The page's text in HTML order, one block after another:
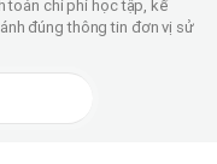
toán chi phí học tập, kế
đúng thông tin đơn vị sử